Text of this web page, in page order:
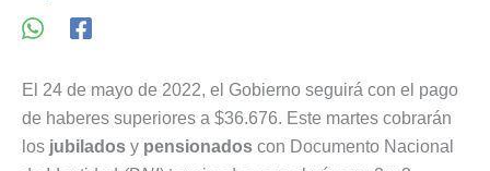
El 24 de mayo de 2022, el Gobierno seguirá con el pago
de haberes superiores a $36.676. Este martes cobrarán
los jubilados y pensionados con Documento Nacional